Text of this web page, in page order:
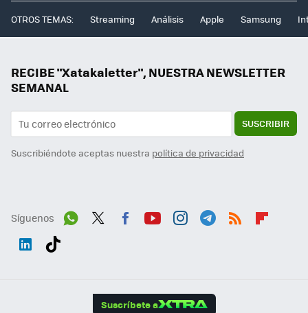
OTROS TEMAS: Streaming Análisis Apple Samsung
RECIBE "Xatakaletter", NUESTRA NEWSLETTER
SEMANAL
SUSCRIBIR
Suscribiéndote aceptas nuestra política de privacidad
Síguenos
Suscríbete a